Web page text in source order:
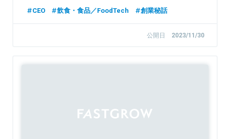
CEO 飲食・食品／FoodTech 創業秘話
公開日 2023/11/30